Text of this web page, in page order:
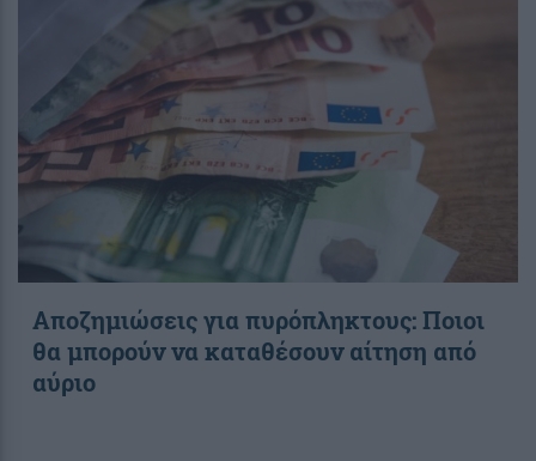
Αποζημιώσεις για πυρόπληκτους: Ποιοι
θα μπορούν να καταθέσουν αίτηση από
αύριο